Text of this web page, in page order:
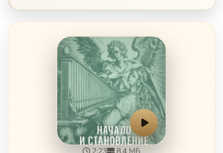
2:23 8.4 МБ